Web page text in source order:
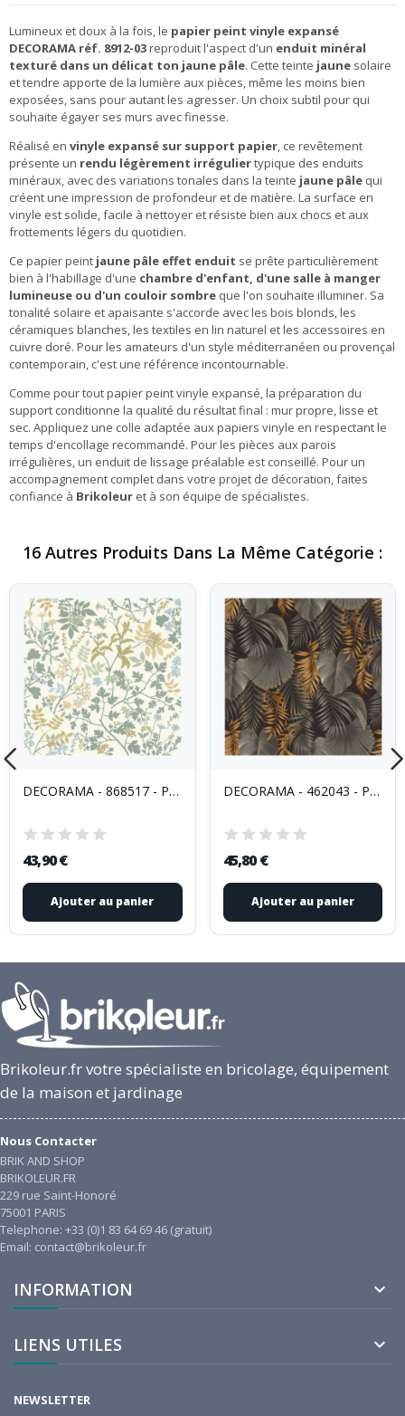
Lumineux et doux à la fois, le papier peint vinyle expansé
DECORAMA réf. 8912-03reproduit l'aspect d'un enduit minéral
texturé dans un délicat ton jaune pâle. Cette teinte jaune solaire
et tendre apporte de la lumière aux pièces, même les moins bien
exposées, sans pour autant les agresser. Un choix subtil pour qui
souhaite égayer ses murs avec finesse.
Réalisé en vinyle expansé sur support papier, ce revêtement
présente un rendu légèrement irréguliertypique des enduits
minéraux, avec des variations tonales dans la teinte jaune pâle qui
créent une impression de profondeur et de matière. La surface en
vinyle est solide, facile à nettoyer et résiste bien aux chocs et aux
frottements légers du quotidien.
Ce papier peint jaune pâle effet enduit se prête particulièrement
bien à l'habillage d'une chambre d'enfant, d'une salle à manger
lumineuse ou d'un couloir sombre que l'on souhaite illuminer. Sa
tonalité solaire et apaisante s'accorde avec les bois blonds, les
céramiques blanches, les textiles en lin naturel et les accessoires en
cuivre doré. Pour les amateurs d'un style méditerranéen ou provençal
contemporain, c'est une référence incontournable.
Comme pour tout papier peint vinyle expansé, la préparation du
support conditionne la qualité du résultat final : mur propre, lisse et
sec. Appliquez une colle adaptée aux papiers vinyle en respectant le
temps d'encollage recommandé. Pour les pièces aux parois
irrégulières, un enduit de lissage préalable est conseillé. Pour un
accompagnement complet dans votre projet de décoration, faites
confiance à Brikoleur et à son équipe de spécialistes.
16 Autres Produits Dans La Même Catégorie :
DECORAMA - 868517 - Papier Peint Vinyle Grainé...
43,90 €
Ajouter au panier
DECORAMA - 462043 - Papier Peint Vinyle Grainé...
45,80 €
Ajouter au panier
Brikoleur.fr votre spécialiste en bricolage, équipement
de la maison et jardinage
Nous Contacter
BRIK AND SHOP
BRIKOLEUR.FR
229 rue Saint-Honoré
75001 PARIS
Telephone: +33 (0)1 83 64 69 46 (gratuit)
Email: contact@brikoleur.fr
INFORMATION 
LIENS UTILES 
NEWSLETTER